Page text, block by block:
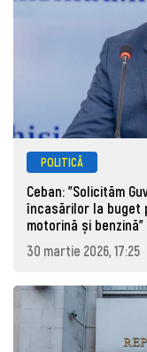
POLITICĂ
Ceban: "Solicităm
încasărilor la buget
motorină și benzină"
30 martie 2026, 17:25